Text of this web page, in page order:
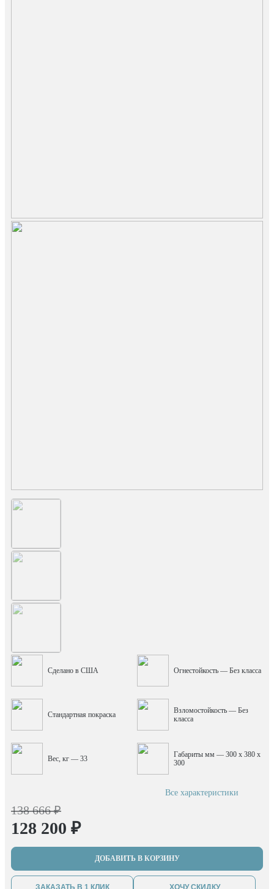
Сделано в США Огнестойкость — Без класса
Стандартная покраска
Взломостойкость — Без
класса
Вес, кг — 33
Габариты мм — 300 x 380 x
300
Все характеристики
138 666 ₽
128 200 ₽
ДОБАВИТЬ В КОРЗИНУ
ЗАКАЗАТЬ В 1 КЛИК ХОЧУ СКИДКУ